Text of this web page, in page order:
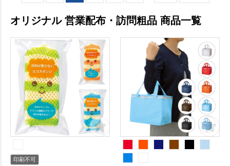
オリジナル 営業配布・訪問粗品 商品一覧
印刷不可